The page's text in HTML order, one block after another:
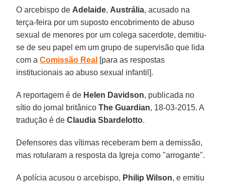
O arcebispo de Adelaide, Austrália, acusado na
terça-feira por um suposto encobrimento de abuso
sexual de menores por um colega sacerdote, demitiu-
se de seu papel em um grupo de supervisão que lida
com aComissão Real [para as respostas
institucionais ao abuso sexual infantil].
A reportagem é de Helen Davidson, publicada no
sítio do jornal britânicoThe Guardian, 18-03-2015. A
tradução é deClaudia Sbardelotto.
Defensores das vítimas receberam bem a demissão,
mas rotularam a resposta da Igreja como "arrogante".
A polícia acusou o arcebispo, Philip Wilson, e emitiu